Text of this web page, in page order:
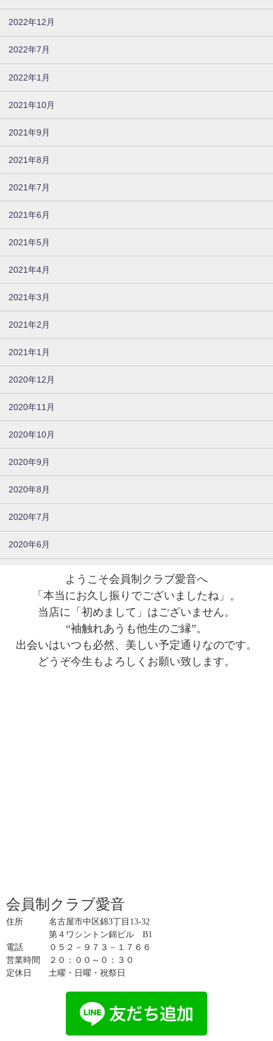
2022年12月
2022年7月
2022年1月
2021年10月
2021年9月
2021年8月
2021年7月
2021年6月
2021年5月
2021年4月
2021年3月
2021年2月
2021年1月
2020年12月
2020年11月
2020年10月
2020年9月
2020年8月
2020年7月
2020年6月
ようこそ会員制クラブ愛音へ
「本当にお久し振りでございましたね」。
当店に「初めまして」はございません。
“袖触れあうも他生のご縁”。
出会いはいつも必然、美しい予定通りなのです。
どうぞ今生もよろしくお願い致します。
会員制クラブ愛音
住所 名古屋市中区錦3丁目13-32
第４ワシントン錦ビル B1
電話 ０５２－９７３－１７６６
営業時間 ２０：００～０：３０
定休日 土曜・日曜・祝祭日